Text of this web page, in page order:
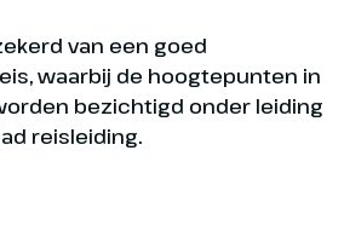
van een goed
waarbij de hoogtepunten in
bezichtigd onder leiding
reisleiding.